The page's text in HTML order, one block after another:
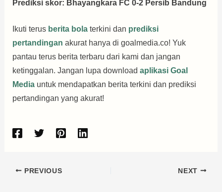
Prediksi skor: Bhayangkara FC 0-2 Persib Bandung
Ikuti terus berita bolaterkini dan prediksi
pertandingan akurat hanya di goalmedia.co! Yuk
pantau terus berita terbaru dari kami dan jangan
ketinggalan. Jangan lupa download aplikasi Goal
Mediauntuk mendapatkan berita terkini dan prediksi
pertandingan yang akurat!
PREVIOUS NEXT